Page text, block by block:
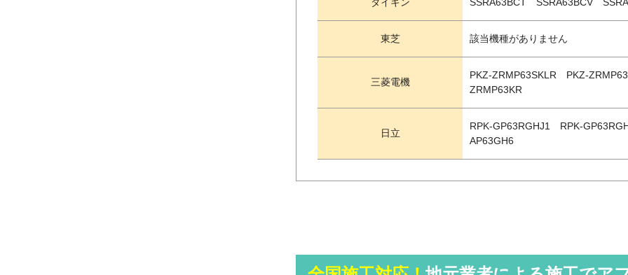
東芝 該当機種がありません
三菱電機
PKZ-ZRMP63SKLR PKZ-
ZRMP63KR
日立
RPK-GP63RGHJ1 RPK-
AP63GH6